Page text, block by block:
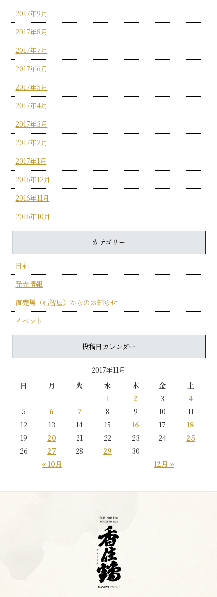
2017年9月
2017年8月
2017年7月
2017年6月
2017年5月
2017年4月
2017年3月
2017年2月
2017年1月
2016年12月
2016年11月
2016年10月
カテゴリー
日記
発売情報
直売場（福智屋）からのお知らせ
イベント
投稿日カレンダー
2017年11月
日
月 火 水 木 金 土
« 10月 12月 »
1 2 3
4
5
6 7 8 9 10
11
12
13 14 15 16 17
18
19
20 21 22 23 24
25
26
27 28 29 30